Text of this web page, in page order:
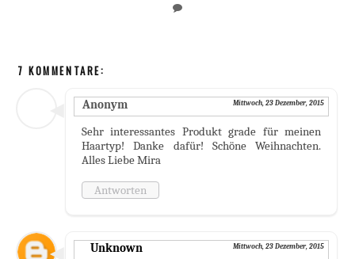
7 KOMMENTARE:
Anonym Mittwoch, 23 Dezember, 2015
Sehr interessantes Produkt grade für meinen
Haartyp! Danke dafür! Schöne Weihnachten.
Alles Liebe Mira
Antworten
Unknown Mittwoch, 23 Dezember, 2015